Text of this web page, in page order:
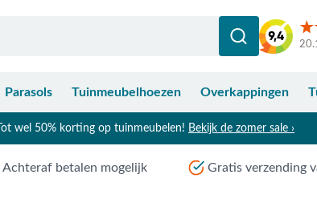
Parasols Tuinmeubelhoezen Overkappingen
Tot wel 50% korting op tuinmeubelen! Bekijk de zomer sale ›
Achteraf betalen mogelijk Gratis verzending